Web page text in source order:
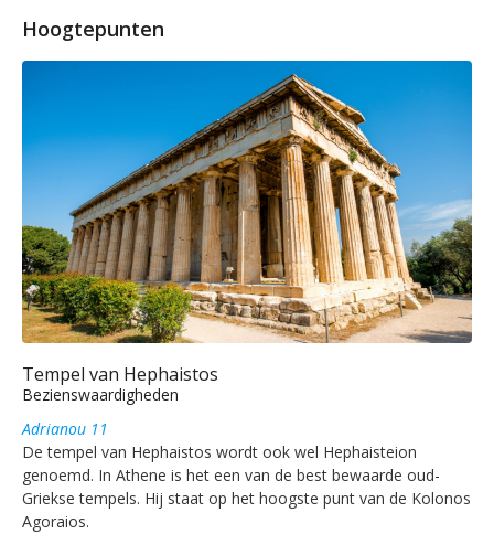
Hoogtepunten
Tempel van Hephaistos
Bezienswaardigheden
Adrianou 11
De tempel van Hephaistos wordt ook wel Hephaisteion
genoemd. In Athene is het een van de best bewaarde oud-
Griekse tempels. Hij staat op het hoogste punt van de Kolonos
Agoraios.